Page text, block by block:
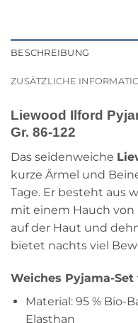
BESCHREIBUNG
ZUSÄTZLICHE
Liewood Ilford
Gr. 86-122
Das seidenweiche
kurze Ärmel und
Tage. Er besteht aus
mit einem Hauch
auf der Haut und
bietet nachts viel
Weiches Pyjama-
Material: 95 % Bio-
Elasthan